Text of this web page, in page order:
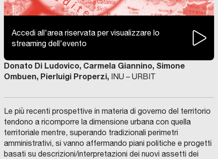
Accedi all'area riservata per visualizzare lo
streaming dell'evento
Donato Di Ludovico, Carmela Giannino, Simone
Ombuen, Pierluigi Properzi,
INU – URBIT
Le più recenti prospettive in materia di governo del territorio
tendono a ricomporre la dimensione urbana con quella
territoriale mentre, superando tradizionali perimetri
amministrativi, si vanno affermando piani politiche e progetti
basati su descrizioni/interpretazioni dei nuovi assetti dei